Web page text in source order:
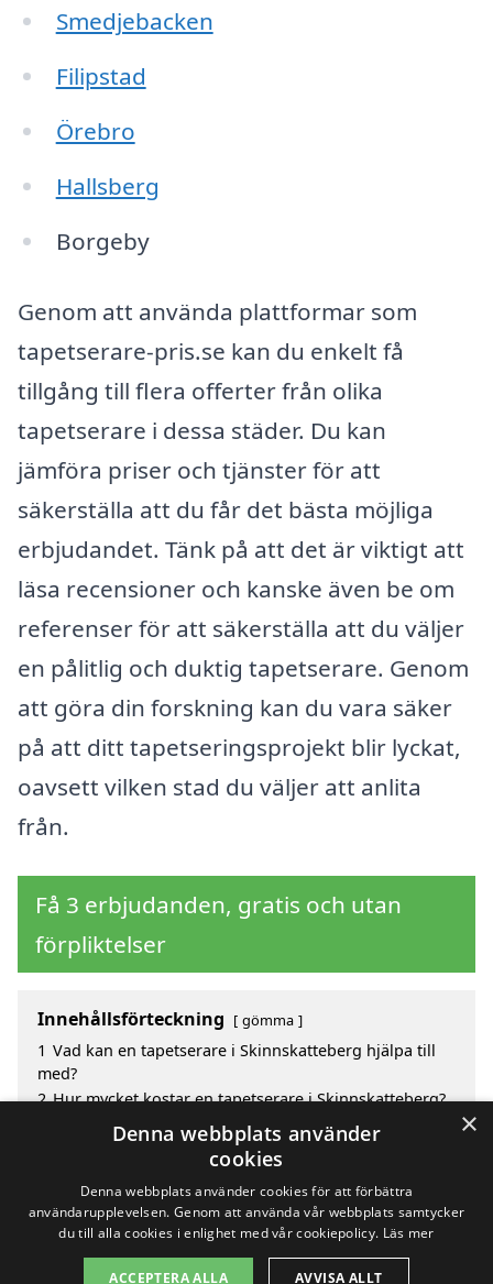
Smedjebacken
Filipstad
Örebro
Hallsberg
Borgeby
Genom att använda plattformar som
tapetserare-pris.se kan du enkelt få
tillgång till flera offerter från olika
tapetserare i dessa städer. Du kan
jämföra priser och tjänster för att
säkerställa att du får det bästa möjliga
erbjudandet. Tänk på att det är viktigt att
läsa recensioner och kanske även be om
referenser för att säkerställa att du väljer
en pålitlig och duktig tapetserare. Genom
att göra din forskning kan du vara säker
på att ditt tapetseringsprojekt blir lyckat,
oavsett vilken stad du väljer att anlita
från.
Få 3 erbjudanden, gratis och utan
förpliktelser
Innehållsförteckning gömma
1 Vad kan en tapetserare i Skinnskatteberg hjälpa till
med?
2 Hur mycket kostar en tapetserare i Skinnskatteberg?
Fördelar med att välja tapetserare i Skinnskatteberg
Sök efter en skicklig tapetserare i de omgivande
städerna Skinnskatteberg
Copyright 2026 - Pilanto Aps
×
Denna webbplats använder
cookies
Denna webbplats använder cookies för att förbättra
användarupplevelsen. Genom att använda vår webbplats samtycker
du till alla cookies i enlighet med vår cookiepolicy. Läs mer
ACCEPTERA ALLA AVVISA ALLT